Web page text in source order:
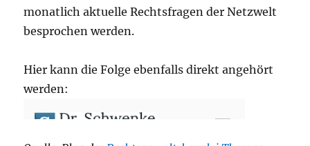
monatlich aktuelle Rechtsfragen der Netzwelt
besprochen werden.
Hier kann die Folge ebenfalls direkt angehört
werden: